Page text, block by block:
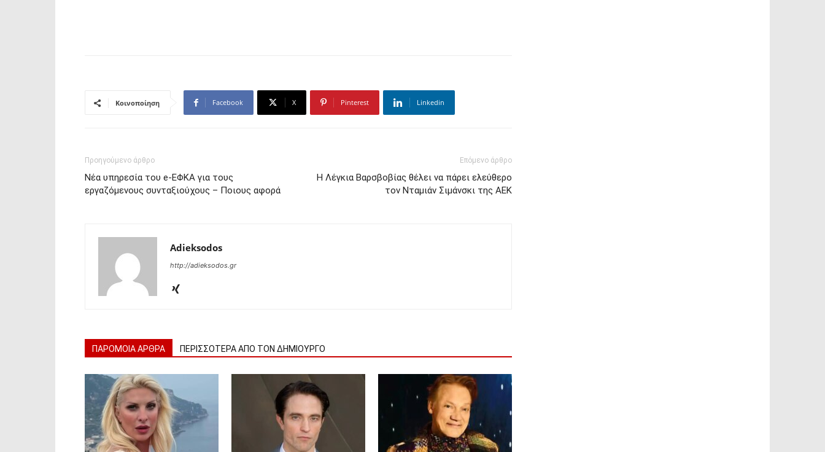
Κοινοποίηση Facebook X Pinterest Linkedin
Προηγούμενο άρθρο
Νέα υπηρεσία του e-ΕΦΚΑ για τους
εργαζόμενους συνταξιούχους – Ποιους αφορά
Επόμενο άρθρο
Η Λέγκια Βαρσβοβίας θέλει να πάρει ελεύθερο
τον Νταμιάν Σιμάνσκι της ΑΕΚ
Adieksodos
http://adieksodos.gr
ΠΑΡΟΜΟΙΑ ΑΡΘΡΑ ΠΕΡΙΣΣΟΤΕΡΑ ΑΠΟ ΤΟΝ ΔΗΜΙΟΥΡΓΟ